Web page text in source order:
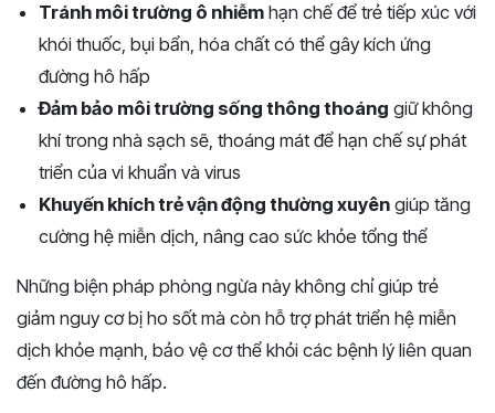
Tránh môi trường ô nhiễm hạn chế để trẻ tiếp xúc với
khói thuốc, bụi bẩn, hóa chất có thể gây kích ứng
đường hô hấp
Đảm bảo môi trường sống thông thoáng giữ không
khí trong nhà sạch sẽ, thoáng mát để hạn chế sự phát
triển của vi khuẩn và virus
Khuyến khích trẻ vận động thường xuyên giúp tăng
cường hệ miễn dịch, nâng cao sức khỏe tổng thể
Những biện pháp phòng ngừa này không chỉ giúp trẻ
giảm nguy cơ bị ho sốt mà còn hỗ trợ phát triển hệ miễn
dịch khỏe mạnh, bảo vệ cơ thể khỏi các bệnh lý liên quan
đến đường hô hấp.